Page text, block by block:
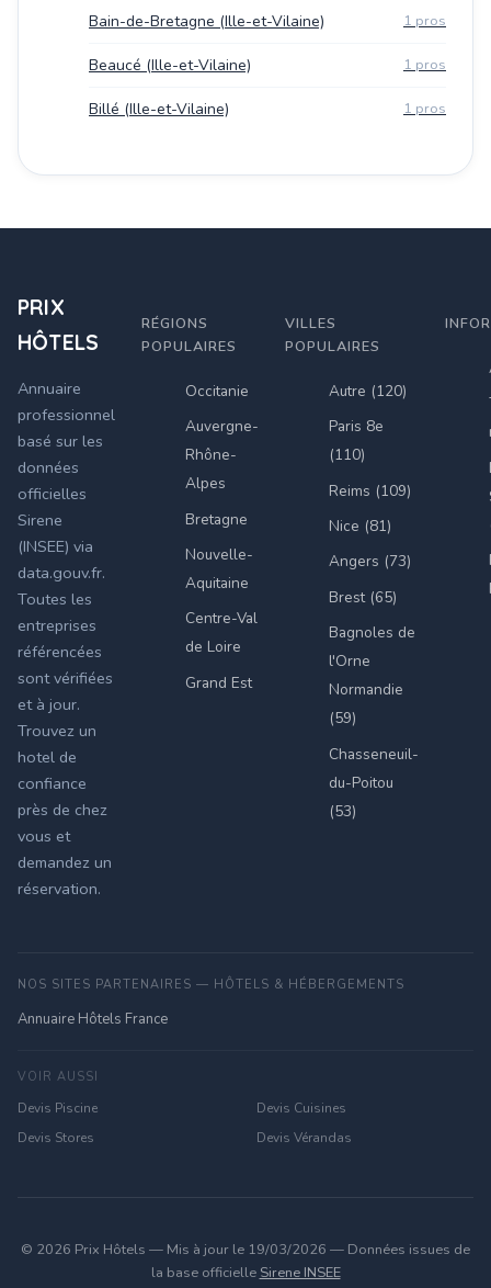
Bain-de-Bretagne (Ille-et-Vilaine) 1 pros
Beaucé (Ille-et-Vilaine) 1 pros
Billé (Ille-et-Vilaine) 1 pros
PRIX
HÔTELS
Annuaire
professionnel
basé sur les
données
officielles
Sirene
(INSEE) via
data.gouv.fr.
Toutes les
entreprises
référencées
sont vérifiées
et à jour.
Trouvez un
hotel de
confiance
près de chez
vous et
demandez un
réservation.
RÉGIONS
POPULAIRES
Occitanie
Auvergne-
Rhône-
Alpes
Bretagne
Nouvelle-
Aquitaine
Centre-Val
de Loire
Grand Est
VILLES
POPULAIRES
Autre (120)
Paris 8e
(110)
Reims (109)
Nice (81)
Angers (73)
Brest (65)
Bagnoles de
l'Orne
Normandie
(59)
Chasseneuil-
du-Poitou
(53)
NOS SITES PARTENAIRES — HÔTELS & HÉBERGEMENTS
Annuaire Hôtels France
VOIR AUSSI
Devis Piscine
Devis Cuisines
Devis Stores
Devis Vérandas
© 2026 Prix Hôtels — Mis à jour le 19/03/2026 — Données issues de
la base officielle Sirene INSEE